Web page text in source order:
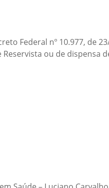
Federal nº 10.977, de
ou de dispensa